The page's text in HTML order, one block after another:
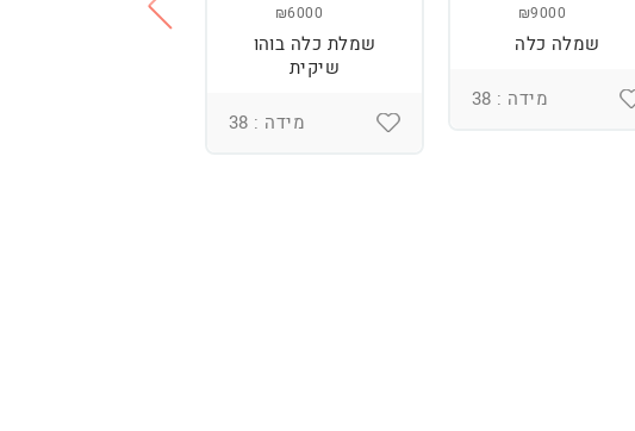
₪9000
שמלה כלה
מידה : 38
₪6000
שמלת כלה בוהו
שיקית
מידה : 38